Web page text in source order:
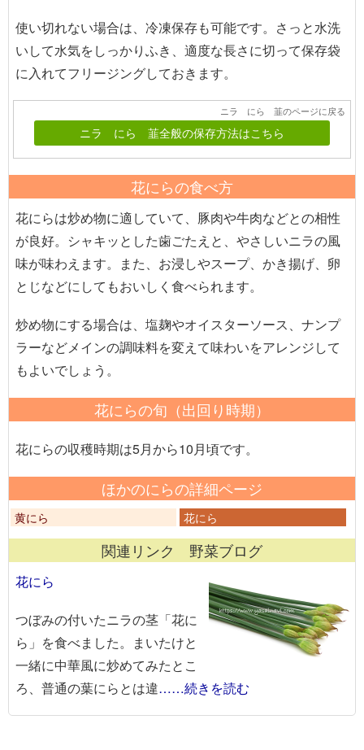
使い切れない場合は、冷凍保存も可能です。さっと水洗
いして水気をしっかりふき、適度な長さに切って保存袋
に入れてフリージングしておきます。
ニラ にら 韮のページに戻る
ニラ にら 韮全般の保存方法はこちら
花にらの食べ方
花にらは炒め物に適していて、豚肉や牛肉などとの相性
が良好。シャキッとした歯ごたえと、やさしいニラの風
味が味わえます。また、お浸しやスープ、かき揚げ、卵
とじなどにしてもおいしく食べられます。
炒め物にする場合は、塩麹やオイスターソース、ナンプ
ラーなどメインの調味料を変えて味わいをアレンジして
もよいでしょう。
花にらの旬（出回り時期）
花にらの収穫時期は5月から10月頃です。
ほかのにらの詳細ページ
黄にら 花にら
関連リンク 野菜ブログ
花にら
つぼみの付いたニラの茎「花に
ら」を食べました。まいたけと
一緒に中華風に炒めてみたとこ
ろ、普通の葉にらとは違……続きを読む